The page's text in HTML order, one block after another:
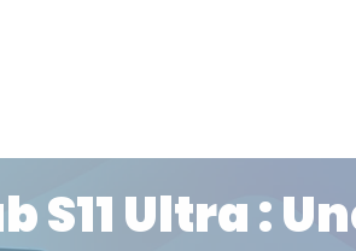
S11 Ultra :